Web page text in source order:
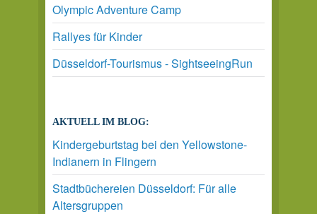
Olympic Adventure Camp
Rallyes für Kinder
Düsseldorf-Tourismus - SightseeingRun
AKTUELL IM BLOG:
Kindergeburtstag bei den Yellowstone-
Indianern in Flingern
Stadtbüchereien Düsseldorf: Für alle
Altersgruppen